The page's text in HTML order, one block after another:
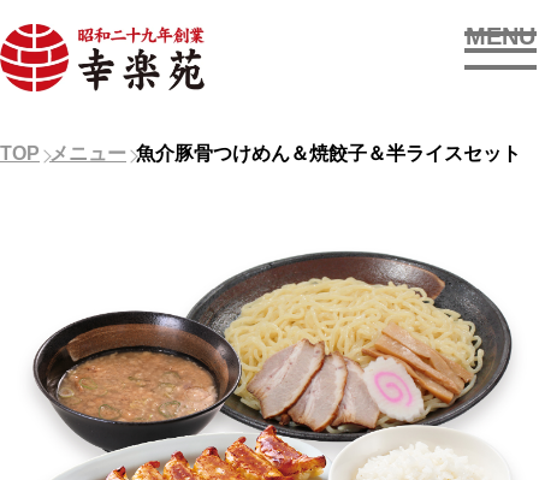
MENU
お店を探す
新着情報
OUR SUPPORTERS
TOP メニュー 魚介豚骨つけめん＆焼餃子＆半ライスセット